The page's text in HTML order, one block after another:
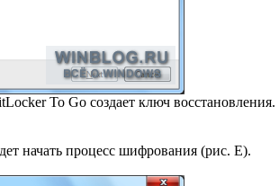
To Go создает ключ восстановления.
начать процесс шифрования (рис. E).